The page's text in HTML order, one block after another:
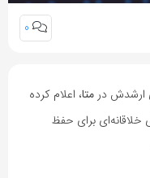
0
ارشدش در متا، اعلام کرده
خلاقانه‌ای برای حفظ